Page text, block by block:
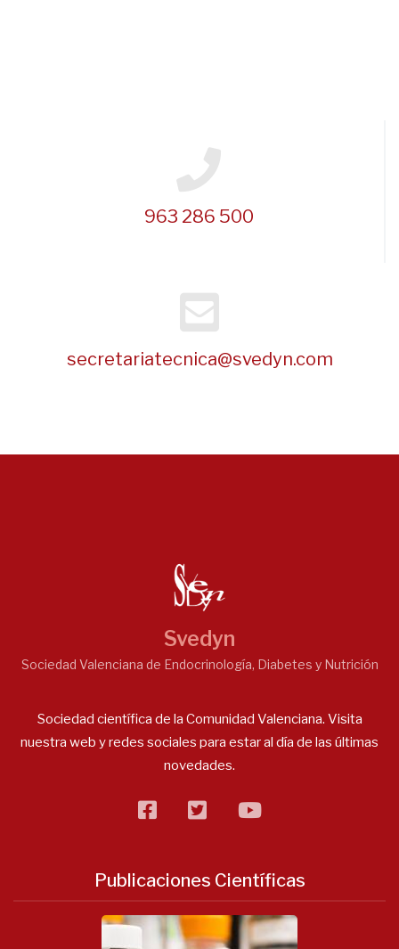
963 286 500
secretariatecnica@svedyn.com
Svedyn
Sociedad Valenciana de Endocrinología, Diabetes y Nutrición
Sociedad científica de la Comunidad Valenciana. Visita
nuestra web y redes sociales para estar al día de las últimas
novedades.
facebooktwitterflickr
Publicaciones Científicas